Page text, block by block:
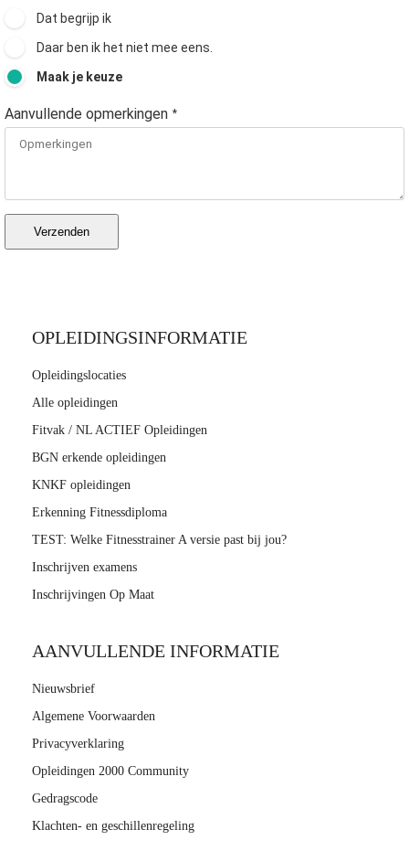
Dat begrijp ik
Daar ben ik het niet mee eens.
Maak je keuze
Aanvullende opmerkingen *
Verzenden
OPLEIDINGSINFORMATIE
Opleidingslocaties
Alle opleidingen
Fitvak / NL ACTIEF Opleidingen
BGN erkende opleidingen
KNKF opleidingen
Erkenning Fitnessdiploma
TEST: Welke Fitnesstrainer A versie past bij jou?
Inschrijven examens
Inschrijvingen Op Maat
AANVULLENDE INFORMATIE
Nieuwsbrief
Algemene Voorwaarden
Privacyverklaring
Opleidingen 2000 Community
Gedragscode
Klachten- en geschillenregeling